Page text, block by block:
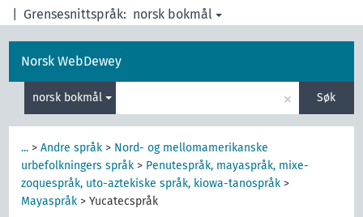
Grensesnittspråk: norsk bokmål
Norsk WebDewey
norsk bokmål × Søk
... >Andre språk > Nord- og mellomamerikanske
urbefolkningers språk > Penutespråk, mayaspråk, mixe-
zoquespråk, uto-aztekiske språk, kiowa-tanospråk >
Mayaspråk >Yucatecspråk